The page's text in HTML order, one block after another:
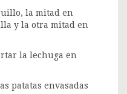
la mitad en
y la otra mitad en
la lechuga en
patatas envasadas